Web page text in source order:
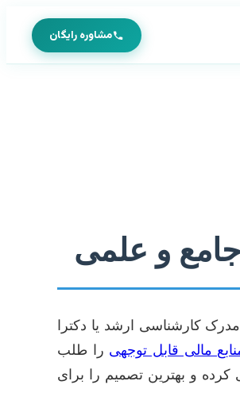
مشاوره رایگان
و علمی
کارشناسی ارشد یا دکترا
مالی قابل توجهی را طلب
کرده و بهترین تصمیم را برای